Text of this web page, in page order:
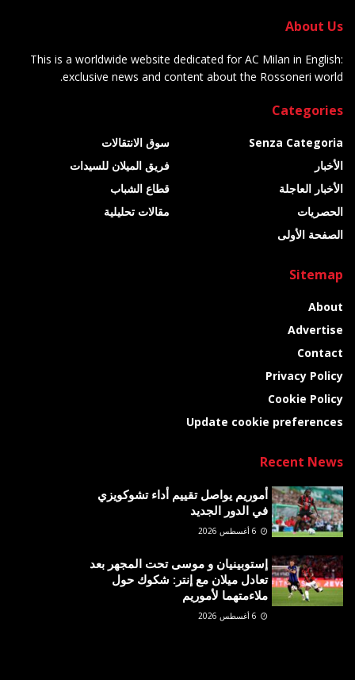
About Us
This is a worldwide website dedicated for AC Milan in English:
exclusive news and content about the Rossoneri world.
Categories
Senza Categoria
الأخبار
الأخبار العاجلة
الحصريات
الصفحة الأولى
سوق الانتقالات
فريق الميلان للسيدات
قطاع الشباب
مقالات تحليلية
Sitemap
About
Advertise
Contact
Privacy Policy
Cookie Policy
Update cookie preferences
Recent News
أموريم يواصل تقييم أداء تشوكويزي
في الدور الجديد
إستوبينيان و موسى تحت المجهر بعد
تعادل ميلان مع إنتر: شكوك حول
ملاءمتهما لأموريم